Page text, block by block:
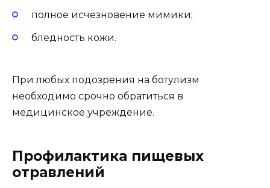
полное исчезновение мимики;
бледность кожи.
При любых подозрения на ботулизм
необходимо срочно обратиться в
медицинское учреждение.
Профилактика пищевых
отравлений